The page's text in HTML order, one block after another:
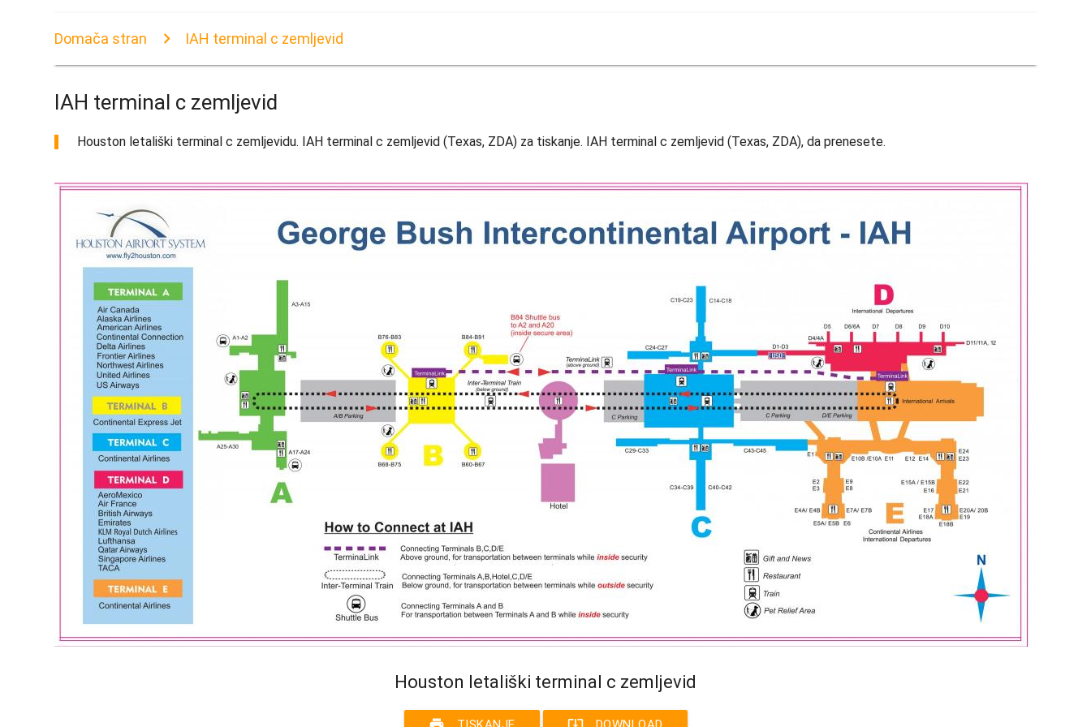
Domača stran IAH terminal c zemljevid
IAH terminal c zemljevid
Houston letališki terminal c zemljevidu. IAH terminal c zemljevid (Texas, ZDA) za tiskanje. IAH terminal c zemljevid (Texas, ZDA), da prenesete.
Houston letališki terminal c zemljevid